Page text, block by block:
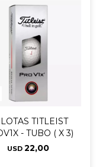
TITLEIST
- TUBO ( X 3)
USD 22,00